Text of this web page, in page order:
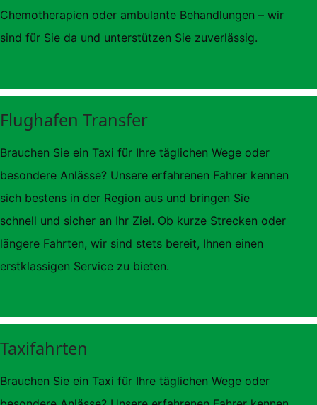
Chemotherapien oder ambulante Behandlungen – wir
sind für Sie da und unterstützen Sie zuverlässig.
Flughafen Transfer
Brauchen Sie ein Taxi für Ihre täglichen Wege oder
besondere Anlässe? Unsere erfahrenen Fahrer kennen
sich bestens in der Region aus und bringen Sie
schnell und sicher an Ihr Ziel. Ob kurze Strecken oder
längere Fahrten, wir sind stets bereit, Ihnen einen
erstklassigen Service zu bieten.
Taxifahrten
Brauchen Sie ein Taxi für Ihre täglichen Wege oder